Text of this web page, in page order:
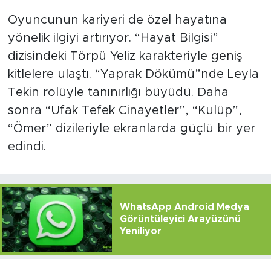
Oyuncunun kariyeri de özel hayatına
yönelik ilgiyi artırıyor. “Hayat Bilgisi”
dizisindeki Törpü Yeliz karakteriyle geniş
kitlelere ulaştı. “Yaprak Dökümü”nde Leyla
Tekin rolüyle tanınırlığı büyüdü. Daha
sonra “Ufak Tefek Cinayetler”, “Kulüp”,
“Ömer” dizileriyle ekranlarda güçlü bir yer
edindi.
WhatsApp Android Medya
Görüntüleyici Arayüzünü
Yeniliyor